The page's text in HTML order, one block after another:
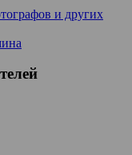
и других